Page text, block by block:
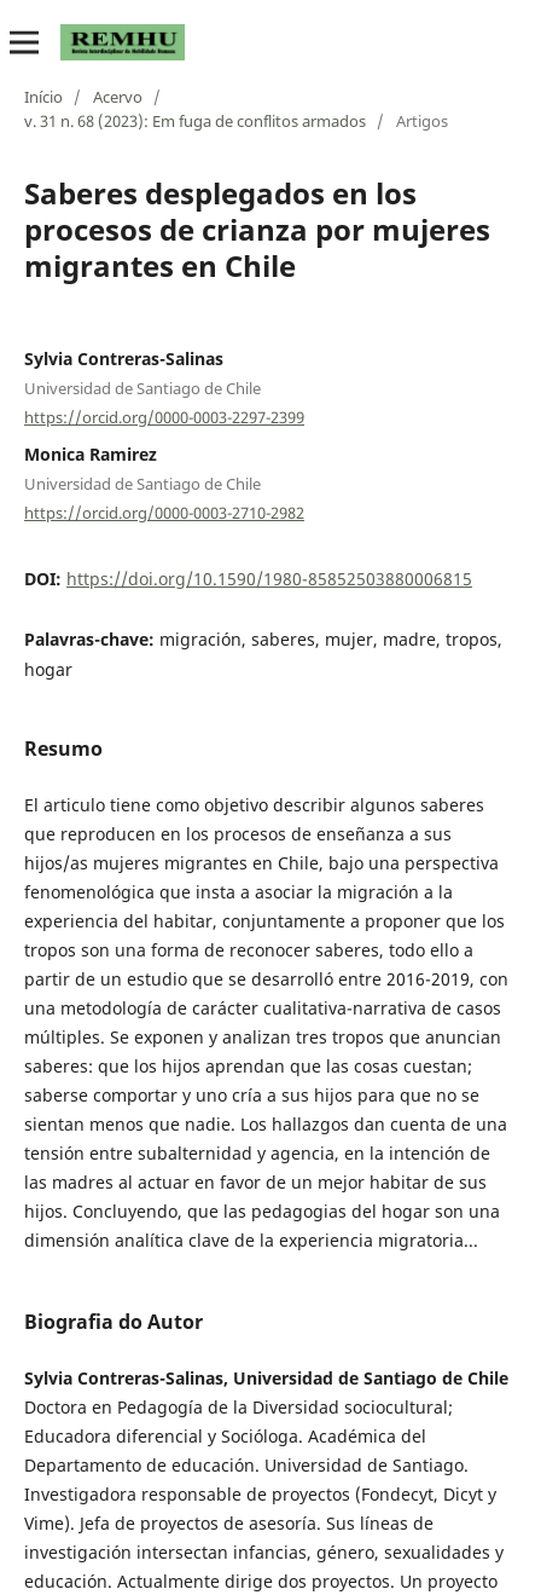
Início / Acervo
/
v. 31 n. 68 (2023): Em fuga de conflitos armados / Artigos
Saberes desplegados en los
procesos de crianza por mujeres
migrantes en Chile
Sylvia Contreras-Salinas
Universidad de Santiago de Chile
https://orcid.org/0000-0003-2297-2399
Monica Ramirez
Universidad de Santiago de Chile
https://orcid.org/0000-0003-2710-2982
DOI: https://doi.org/10.1590/1980-85852503880006815
Palavras-chave: migración, saberes, mujer, madre, tropos,
hogar
Resumo
El articulo tiene como objetivo describir algunos saberes
que reproducen en los procesos de enseñanza a sus
hijos/as mujeres migrantes en Chile, bajo una perspectiva
fenomenológica que insta a asociar la migración a la
experiencia del habitar, conjuntamente a proponer que los
tropos son una forma de reconocer saberes, todo ello a
partir de un estudio que se desarrolló entre 2016-2019, con
una metodología de carácter cualitativa-narrativa de casos
múltiples. Se exponen y analizan tres tropos que anuncian
saberes: que los hijos aprendan que las cosas cuestan;
saberse comportar y uno cría a sus hijos para que no se
sientan menos que nadie. Los hallazgos dan cuenta de una
tensión entre subalternidad y agencia, en la intención de
las madres al actuar en favor de un mejor habitar de sus
hijos. Concluyendo, que las pedagogias del hogar son una
dimensión analítica clave de la experiencia migratoria...
Biografia do Autor
Sylvia Contreras-Salinas, Universidad de Santiago de Chile
Doctora en Pedagogía de la Diversidad sociocultural;
Educadora diferencial y Socióloga. Académica del
Departamento de educación. Universidad de Santiago.
Investigadora responsable de proyectos (Fondecyt, Dicyt y
Vime). Jefa de proyectos de asesoría. Sus líneas de
investigación intersectan infancias, género, sexualidades y
educación. Actualmente dirige dos proyectos. Un proyecto